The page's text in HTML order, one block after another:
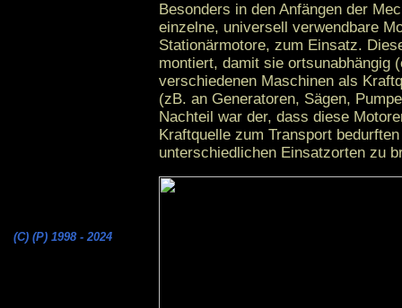
Besonders in den Anfängen der
einzelne, universell verwendbare
Stationärmotore, zum Einsatz.
montiert, damit sie ortsunabhängig
verschiedenen Maschinen als
(zB. an Generatoren, Sägen,
Nachteil war der, dass diese
Kraftquelle zum Transport
unterschiedlichen Einsatzorten zu
(C) (P) 1998 - 2024